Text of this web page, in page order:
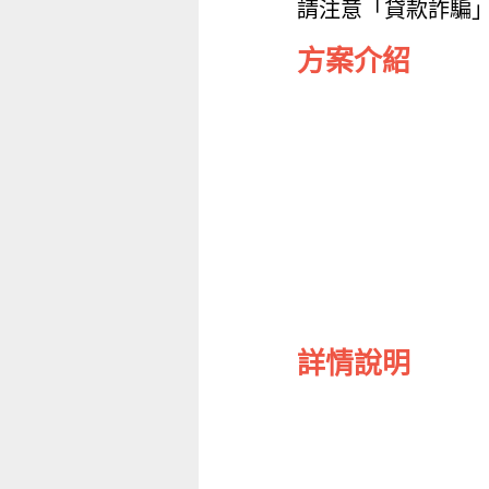
請注意「貸款詐騙
方案介紹
詳情說明